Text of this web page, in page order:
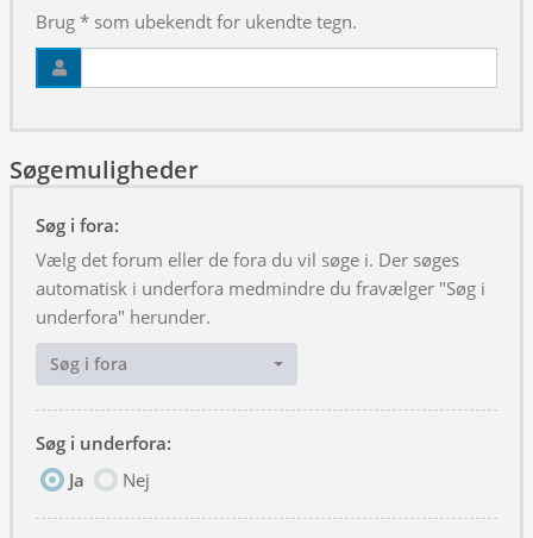
Brug * som ubekendt for ukendte tegn.
Søgemuligheder
Søg i fora:
Vælg det forum eller de fora du vil søge i. Der søges
automatisk i underfora medmindre du fravælger "Søg i
underfora" herunder.
Søg i fora
Søg i underfora:
Ja
Nej